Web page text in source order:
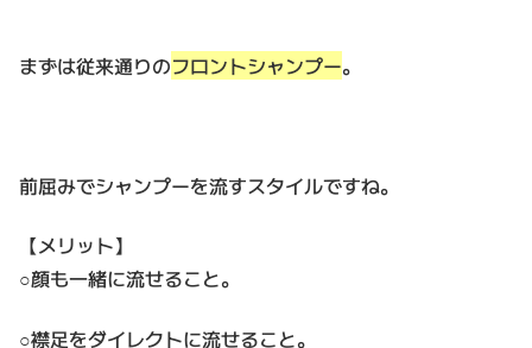
まずは従来通りのフロントシャンプー。
前屈みでシャンプーを流すスタイルですね。
【メリット】
○顔も一緒に流せること。
○襟足をダイレクトに流せること。